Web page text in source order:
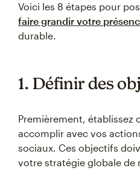
Voici les 8 étapes pour
faire grandir votre
durable.
1. Définir des
Premièrement, établissez
accomplir avec vos
sociaux. Ces objectifs
votre stratégie globale de